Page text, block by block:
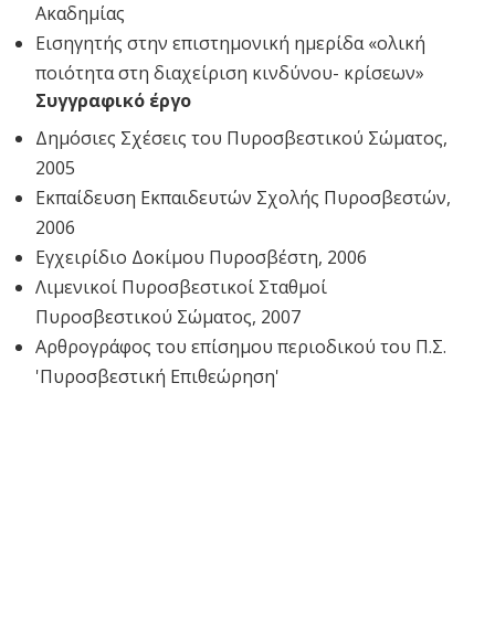
Ακαδημίας
Εισηγητής στην επιστημονική ημερίδα «ολική
ποιότητα στη διαχείριση κινδύνου- κρίσεων»
Συγγραφικό έργο
Δημόσιες Σχέσεις του Πυροσβεστικού Σώματος,
2005
Εκπαίδευση Εκπαιδευτών Σχολής Πυροσβεστών,
2006
Εγχειρίδιο Δοκίμου Πυροσβέστη, 2006
Λιμενικοί Πυροσβεστικοί Σταθμοί
Πυροσβεστικού Σώματος, 2007
Αρθρογράφος του επίσημου περιοδικού του Π.Σ.
'Πυροσβεστική Επιθεώρηση'